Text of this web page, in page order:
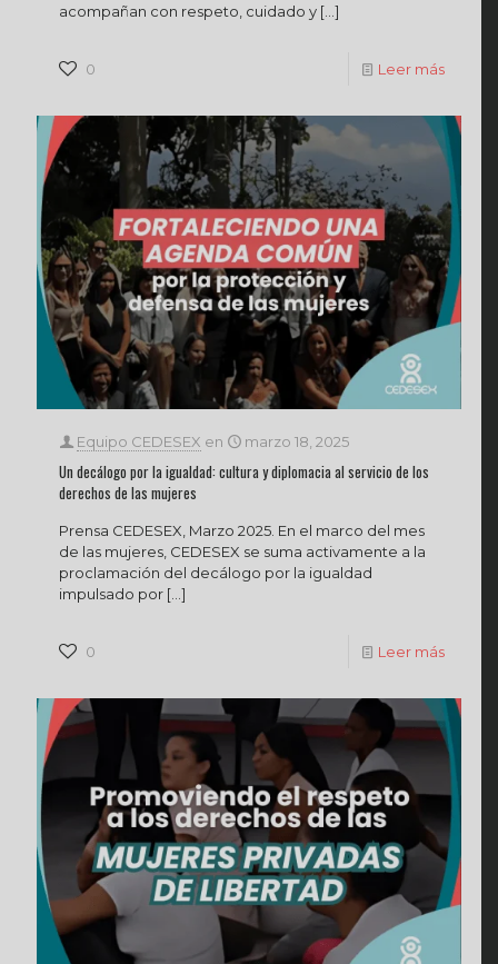
acompañan con respeto, cuidado y […]
0 Leer más
Equipo CEDESEX en marzo 18, 2025
Un decálogo por la igualdad: cultura y diplomacia al servicio de los
derechos de las mujeres
Prensa CEDESEX, Marzo 2025. En el marco del mes
de las mujeres, CEDESEX se suma activamente a la
proclamación del decálogo por la igualdad
impulsado por […]
0 Leer más